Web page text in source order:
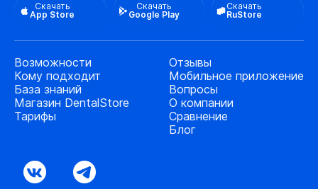
Скачать
App Store
Скачать
Google Play
Скачать
RuStore
Возможности
Кому подходит
База знаний
Магазин DentalStore
Тарифы
Отзывы
Мобильное приложение
Вопросы
О компании
Сравнение
Блог